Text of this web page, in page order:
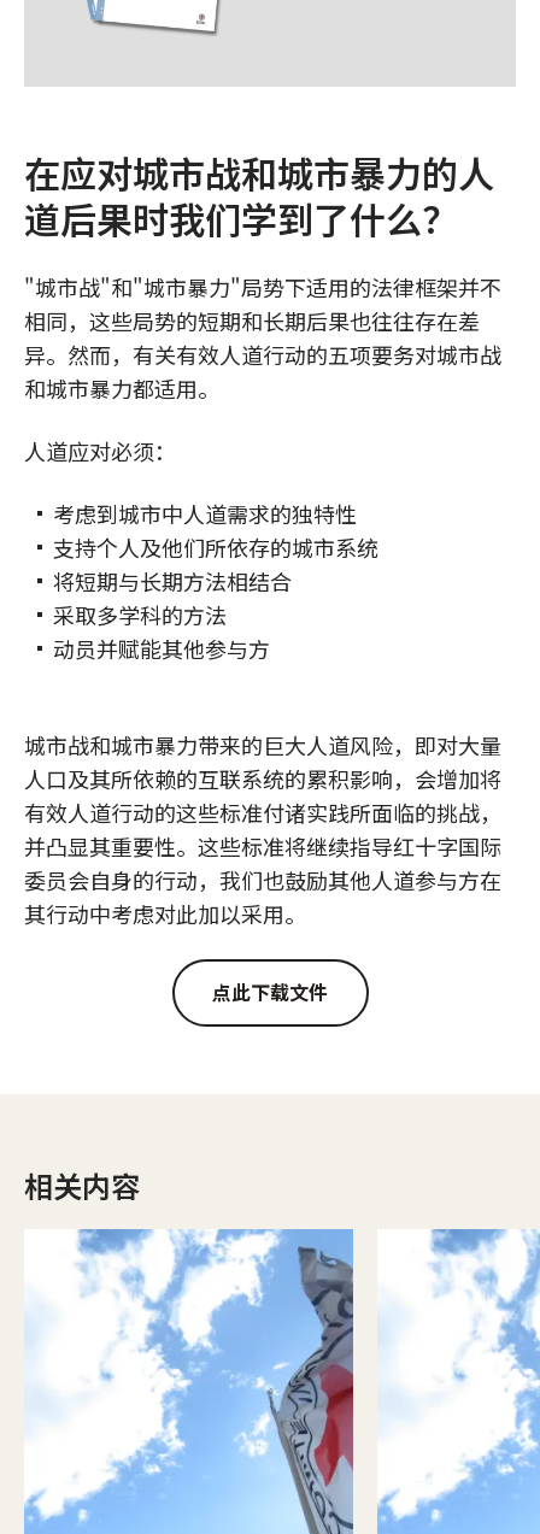
在应对城市战和城市暴力的人
道后果时我们学到了什么？
"城市战"和"城市暴力"局势下适用的法律框架并不
相同，这些局势的短期和长期后果也往往存在差
异。然而，有关有效人道行动的五项要务对城市战
和城市暴力都适用。
人道应对必须：
考虑到城市中人道需求的独特性
支持个人及他们所依存的城市系统
将短期与长期方法相结合
采取多学科的方法
动员并赋能其他参与方
城市战和城市暴力带来的巨大人道风险，即对大量
人口及其所依赖的互联系统的累积影响，会增加将
有效人道行动的这些标准付诸实践所面临的挑战，
并凸显其重要性。这些标准将继续指导红十字国际
委员会自身的行动，我们也鼓励其他人道参与方在
其行动中考虑对此加以采用。
点此下载文件
相关内容